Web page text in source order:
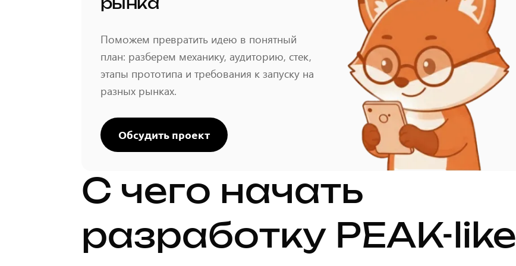
рынка
Поможем превратить идею в понятный
план: разберем механику, аудиторию, стек,
этапы прототипа и требования к запуску на
разных рынках.
Обсудить проект
С чего начать
разработку PEAK-like